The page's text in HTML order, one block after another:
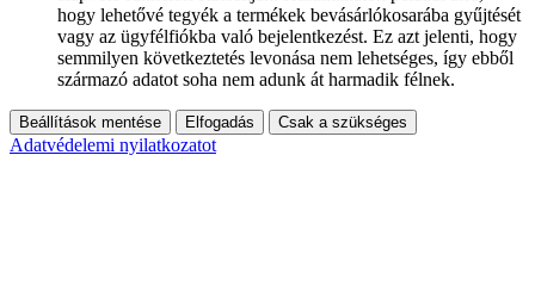
hogy lehetővé tegyék a termékek bevásárlókosarába gyűjtését
vagy az ügyfélfiókba való bejelentkezést. Ez azt jelenti, hogy
semmilyen következtetés levonása nem lehetséges, így ebből
származó adatot soha nem adunk át harmadik félnek.
Beállítások mentése Elfogadás Csak a szükséges
Adatvédelemi nyilatkozatot